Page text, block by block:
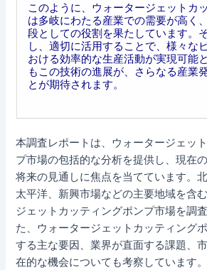
このように、ウォータージェットカ
は多岐にわたる産業での需要が高く
段としての役割を果たしています。
し、適切に活用することで、様々な
おける効率的な生産活動が実現可能
もこの技術の進展が、さらなる産業
とが期待されます。
本調査レポートは、ウォータージェッ
プ市場の包括的な分析を提供し、現在
将来の見通しに焦点を当てています。
太平洋、新興市場などの主要地域を含
ジェットカッティングポンプ市場を調
た、ウォータージェットカッティング
する主な要因、業界が直面する課題、
在的な機会についても考察しています。